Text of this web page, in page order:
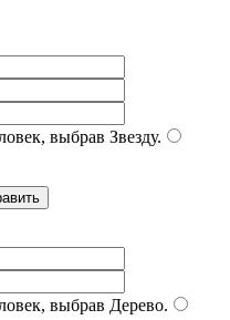
выбрав Звезду.
выбрав Дерево.